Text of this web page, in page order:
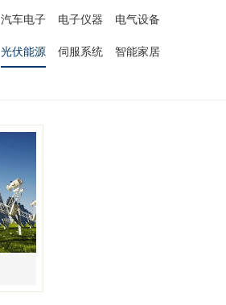
汽车电子 电子仪器 电气设备
光伏能源 伺服系统 智能家居